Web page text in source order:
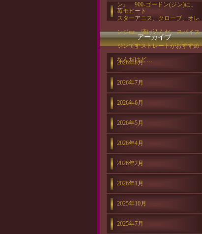
ン』 900-ゴードン(ジン)に、
スターアニス、クローブ、オレ
ンジetc…漬け込んだ、スパイス
ジンですストレートがおすすめ
なんだけど…
苺モヒート
アーカイブ
2026年8月
2026年7月
2026年6月
2026年5月
2026年4月
2026年2月
2026年1月
2025年10月
2025年7月